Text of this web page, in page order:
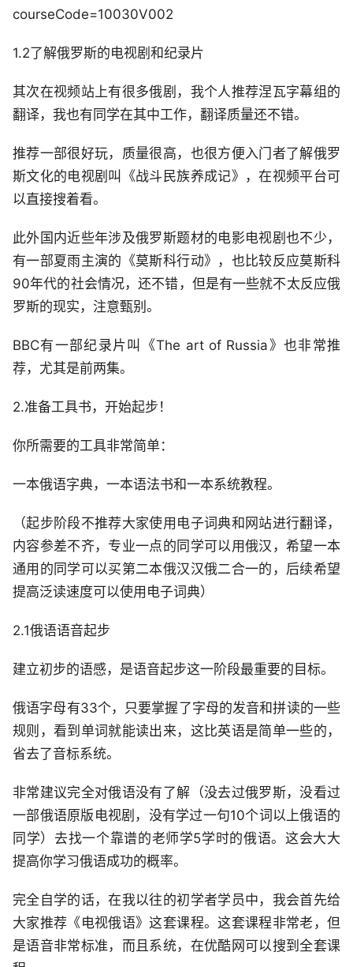
courseCode=10030V002
1.2了解俄罗斯的电视剧和纪录片
其次在视频站上有很多俄剧，我个人推荐涅瓦字幕组的
翻译，我也有同学在其中工作，翻译质量还不错。
推荐一部很好玩，质量很高，也很方便入门者了解俄罗
斯文化的电视剧叫《战斗民族养成记》，在视频平台可
以直接搜着看。
此外国内近些年涉及俄罗斯题材的电影电视剧也不少，
有一部夏雨主演的《莫斯科行动》，也比较反应莫斯科
90年代的社会情况，还不错，但是有一些就不太反应俄
罗斯的现实，注意甄别。
BBC有一部纪录片叫《The art of Russia》也非常推
荐，尤其是前两集。
2.准备工具书，开始起步！
你所需要的工具非常简单：
一本俄语字典，一本语法书和一本系统教程。
（起步阶段不推荐大家使用电子词典和网站进行翻译，
内容参差不齐，专业一点的同学可以用俄汉，希望一本
通用的同学可以买第二本俄汉汉俄二合一的，后续希望
提高泛读速度可以使用电子词典）
2.1俄语语音起步
建立初步的语感，是语音起步这一阶段最重要的目标。
俄语字母有33个，只要掌握了字母的发音和拼读的一些
规则，看到单词就能读出来，这比英语是简单一些的，
省去了音标系统。
非常建议完全对俄语没有了解（没去过俄罗斯，没看过
一部俄语原版电视剧，没有学过一句10个词以上俄语的
同学）去找一个靠谱的老师学5学时的俄语。这会大大
提高你学习俄语成功的概率。
完全自学的话，在我以往的初学者学员中，我会首先给
大家推荐《电视俄语》这套课程。这套课程非常老，但
是语音非常标准，而且系统，在优酷网可以搜到全套课